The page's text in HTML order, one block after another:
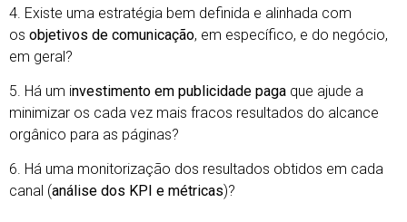
4. Existe uma estratégia bem definida e alinhada com
os objetivos de comunicação, em específico, e do negócio,
em geral?
5. Há um investimento em publicidade paga que ajude a
minimizar os cada vez mais fracos resultados do alcance
orgânico para as páginas?
6. Há uma monitorização dos resultados obtidos em cada
canal (análise dos KPI e métricas)?